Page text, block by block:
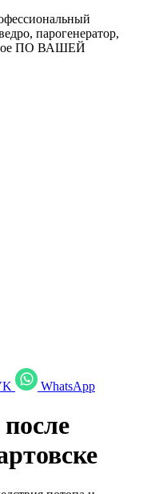
парогенератор,
ПО ВАШЕЙ
WhatsApp